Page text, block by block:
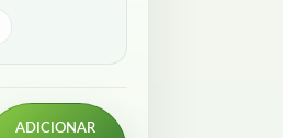
ADICIONAR